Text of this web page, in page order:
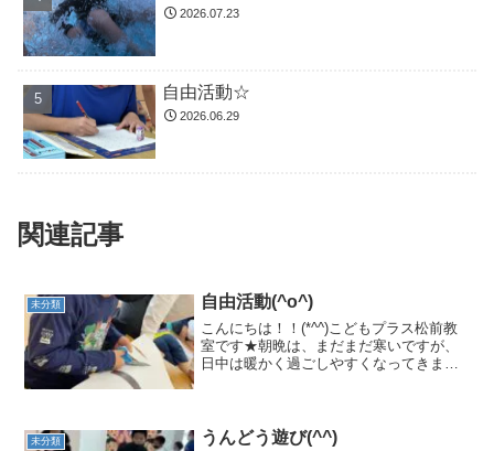
2026.07.23
自由活動☆
2026.06.29
関連記事
未分類 自由活動(^o^)
こんにちは！！(*^^)こどもプラス松前教
室です★朝晩は、まだまだ寒いですが、
日中は暖かく過ごしやすくなってきまし
すが、自由時間...
未分類 うんどう遊び(^^)